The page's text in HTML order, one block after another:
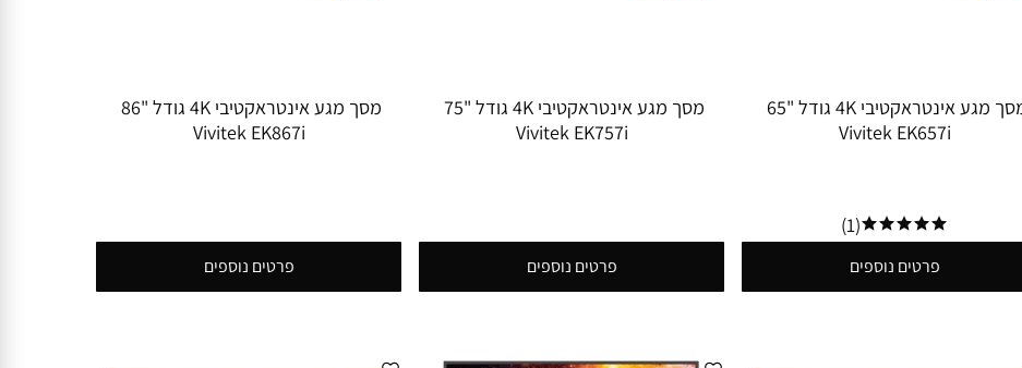
Vivitek EK657i
(1)
פרטים נוספים
Vivitek EK757i
פרטים נוספים
Vivitek EK867i
פרטים נוספים